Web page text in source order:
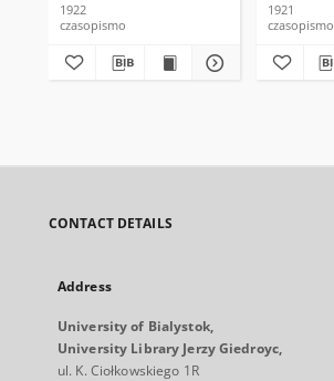
miejscowych. 1922 R. 1
Nr 1
1922
czasopismo
1921
czasopismo
CONTACT DETAILS
Address
University of Bialystok,
University Library Jerzy Giedroyc,
ul. K. Ciołkowskiego 1R